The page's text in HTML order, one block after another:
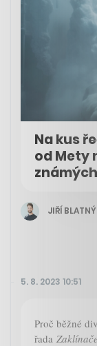
Na kus
od Mety
JIŘÍ BLATNÝ
5. 8. 2023 10:51
Proč běžné
řada Zaklínače